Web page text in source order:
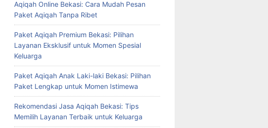
Aqiqah Online Bekasi: Cara Mudah Pesan
Paket Aqiqah Tanpa Ribet
Paket Aqiqah Premium Bekasi: Pilihan
Layanan Eksklusif untuk Momen Spesial
Keluarga
Paket Aqiqah Anak Laki-laki Bekasi: Pilihan
Paket Lengkap untuk Momen Istimewa
Rekomendasi Jasa Aqiqah Bekasi: Tips
Memilih Layanan Terbaik untuk Keluarga